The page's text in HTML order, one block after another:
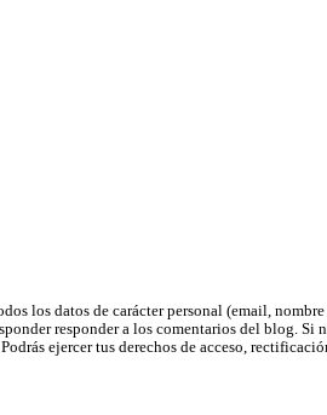
los datos de carácter personal (email,
responder a los comentarios del blog.
ejercer tus derechos de acceso,